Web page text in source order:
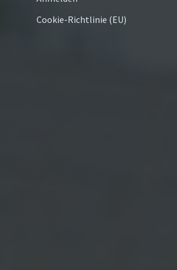
Cookie-Richtlinie (EU)